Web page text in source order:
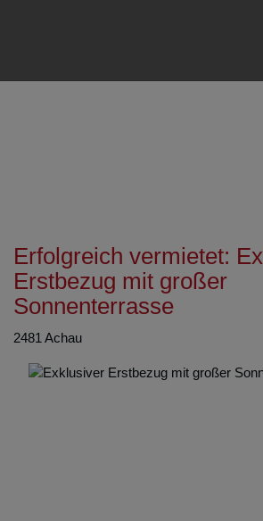
Erfolgreich vermietet:
Erstbezug mit großer
Sonnenterrasse
2481 Achau